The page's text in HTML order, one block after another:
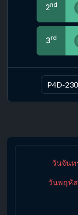
2nd
3rd
P4D-
วันจันท
วันพฤหั